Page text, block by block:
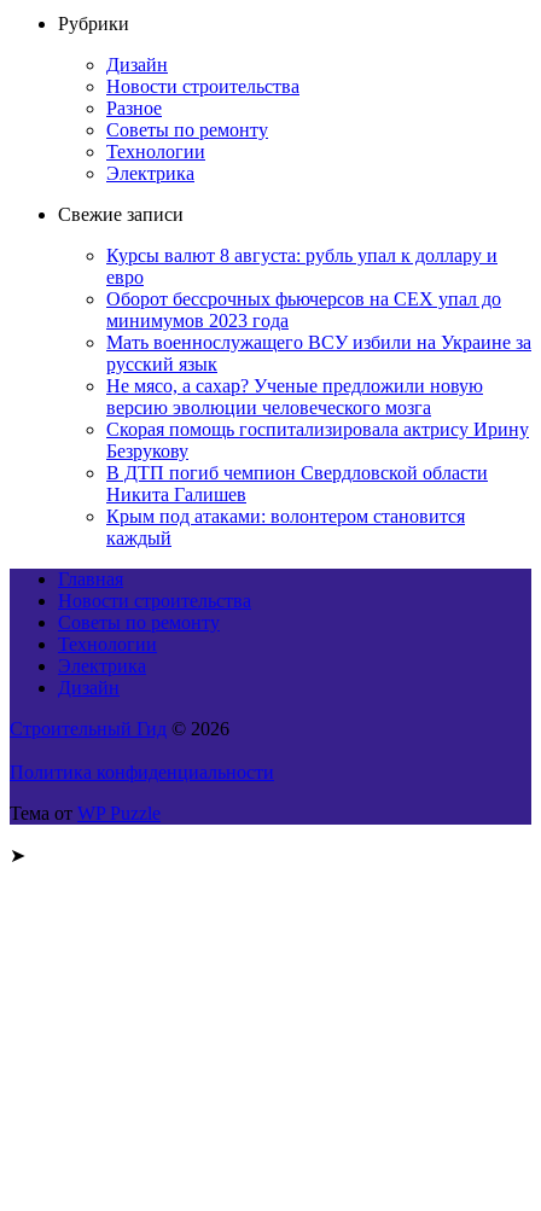
Рубрики
Дизайн
Новости строительства
Разное
Советы по ремонту
Технологии
Электрика
Свежие записи
Курсы валют 8 августа: рубль упал к доллару и
евро
Оборот бессрочных фьючерсов на CEX упал до
минимумов 2023 года
Мать военнослужащего ВСУ избили на Украине за
русский язык
Не мясо, а сахар? Ученые предложили новую
версию эволюции человеческого мозга
Скорая помощь госпитализировала актрису Ирину
Безрукову
В ДТП погиб чемпион Свердловской области
Никита Галишев
Крым под атаками: волонтером становится
каждый
Главная
Новости строительства
Советы по ремонту
Технологии
Электрика
Дизайн
Строительный Гид © 2026
Политика конфиденциальности
Тема от WP Puzzle
➤